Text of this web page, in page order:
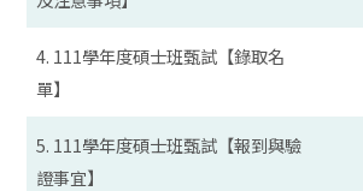
4. 111學年度碩士班甄試【錄取名
單】
5. 111學年度碩士班甄試【報到與驗
證事宜】